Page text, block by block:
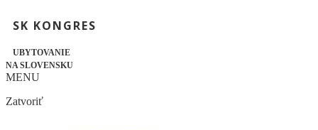
SK KONGRES
UBYTOVANIE
NA SLOVENSKU
MENU
Zatvoriť